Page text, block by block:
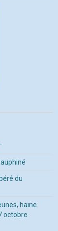
du
haine
octobre